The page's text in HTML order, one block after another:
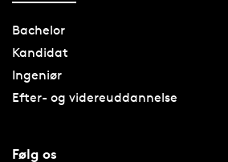
Bachelor
Kandidat
Ingeniør
Efter- og videreuddannelse
Følg os